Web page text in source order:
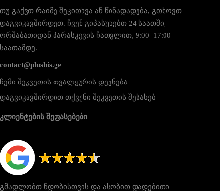
თუ გაქვთ რაიმე შეკითხვა ან წინადადება, გთხოვთ
დაგვიკავშირდეთ. ჩვენ გიპასუხებთ 24 საათში,
ორშაბათიდან პარასკევის ჩათვლით, 9:00–17:00
საათამდე.
contact@plushis.ge
ჩემი შეკვეთის თვალყურის დევნება
დაგვიკავშირდით თქვენი შეკვეთის შესახებ
კლიენტების შეფასებები
გმადლობთ ნდობისთვის და ასობით დადებითი